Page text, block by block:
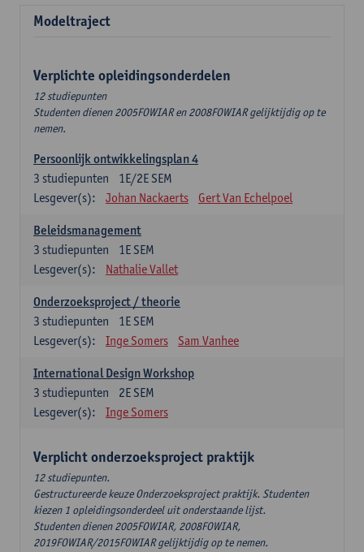
Modeltraject
Verplichte opleidingsonderdelen
12 studiepunten
Studenten dienen 2005FOWIAR en 2008FOWIAR gelijktijdig op te
nemen.
Persoonlijk ontwikkelingsplan 4
1E/2E SEM
3 studiepunten
Lesgever(s):
Johan Nackaerts Gert Van Echelpoel
Beleidsmanagement
1E SEM
3 studiepunten
Lesgever(s):
Nathalie Vallet
Onderzoeksproject / theorie
1E SEM
3 studiepunten
Lesgever(s):
Inge Somers Sam Vanhee
International Design Workshop
2E SEM
3 studiepunten
Lesgever(s):
Inge Somers
Verplicht onderzoeksproject praktijk
12 studiepunten.
Gestructureerde keuze Onderzoeksproject praktijk. Studenten
kiezen 1 opleidingsonderdeel uit onderstaande lijst.
Studenten dienen 2005FOWIAR, 2008FOWIAR,
2019FOWIAR/2015FOWIAR gelijktijdig op te nemen.